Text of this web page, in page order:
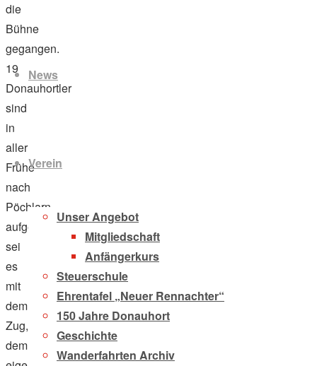
Inhalt
springenNews
Verein
Unser Angebot
Mitgliedschaft
Anfängerkurs
Steuerschule
Ehrentafel „Neuer Rennachter“
150 Jahre Donauhort
Geschichte
Wanderfahrten Archiv
die
Bühne
gegangen.
19
Donauhortler
sind
in
aller
Frühe
nach
Pöchlarn
aufgebrochen,
sei
es
mit
dem
Zug,
dem